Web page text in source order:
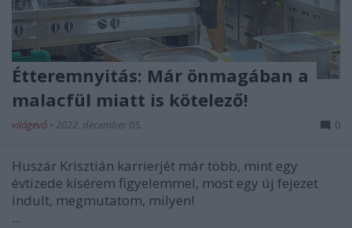
Étteremnyitás: Már önmagában a
malacfül miatt is kötelező!
világevő • 2022. december 05. 0
Huszár Krisztián karrierjét már több, mint egy
évtizede kísérem figyelemmel, most egy új fejezet
indult, megmutatom, milyen!
...